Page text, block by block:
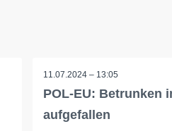
11.07.2024 – 13:05
POL-EU: Betrunken
aufgefallen